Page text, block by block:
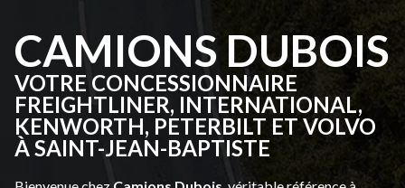
CAMIONS DUBOIS
VOTRE CONCESSIONNAIRE
FREIGHTLINER, INTERNATIONAL,
KENWORTH, PETERBILT ET VOLVO
À SAINT-JEAN-BAPTISTE